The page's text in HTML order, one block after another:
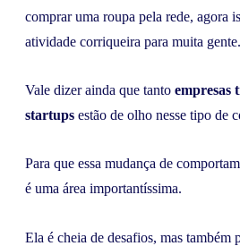
comprar uma roupa pela rede, agora
atividade corriqueira para muita gente.
Vale dizer ainda que tanto empresas
startups estão de olho nesse tipo de
Para que essa mudança de
é uma área importantíssima.
Ela é cheia de desafios, mas também